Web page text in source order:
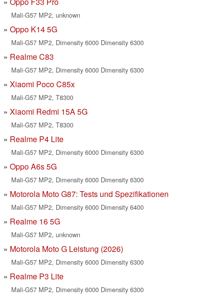
Mali-G57 MP2, unknown
Oppo K14 5G
Mali-G57 MP2, Dimensity 6000 Dimensity 6300
Realme C83
Mali-G57 MP2, Dimensity 6000 Dimensity 6300
Xiaomi Poco C85x
Mali-G57 MP2, T8300
Xiaomi Redmi 15A 5G
Mali-G57 MP2, T8300
Realme P4 Lite
Mali-G57 MP2, Dimensity 6000 Dimensity 6300
Oppo A6s 5G
Mali-G57 MP2, Dimensity 6000 Dimensity 6300
Motorola Moto G87: Tests und Spezifikationen
Mali-G57 MP2, Dimensity 6000 Dimensity 6400
Realme 16 5G
Mali-G57 MP2, unknown
Motorola Moto G Leistung (2026)
Mali-G57 MP2, Dimensity 6000 Dimensity 6300
Realme P3 Lite
Mali-G57 MP2, Dimensity 6000 Dimensity 6300